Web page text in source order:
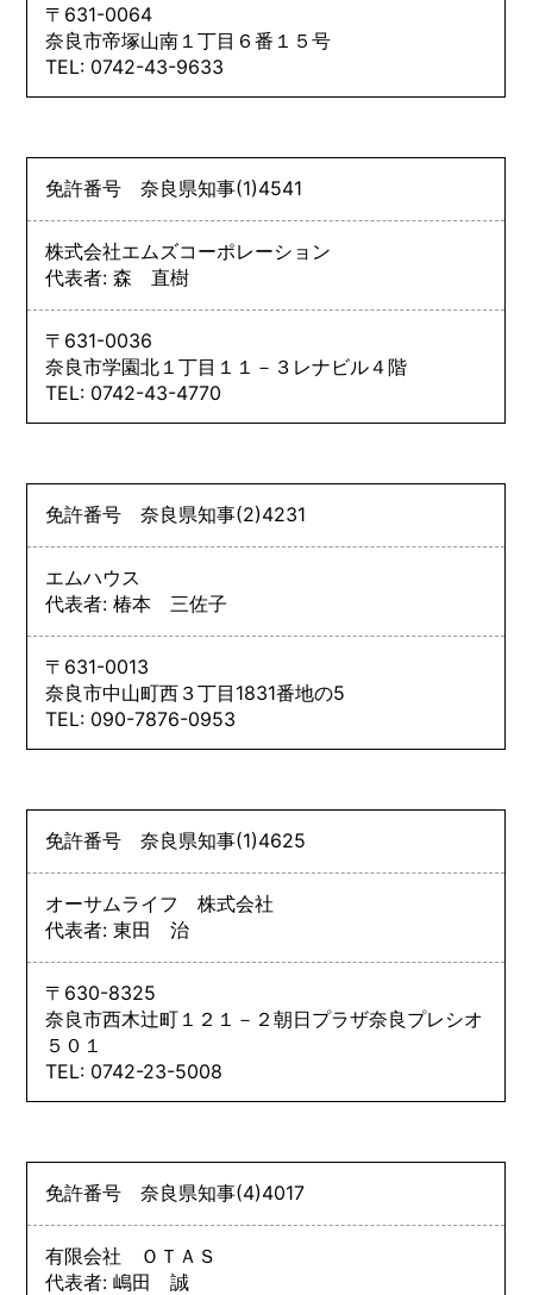
〒631-0064
奈良市帝塚山南１丁目６番１５号
TEL: 0742-43-9633
免許番号奈良県知事(1)4541
株式会社エムズコーポレーション
代表者: 森 直樹
〒631-0036
奈良市学園北１丁目１１－３レナビル４階
TEL: 0742-43-4770
免許番号奈良県知事(2)4231
エムハウス
代表者: 椿本 三佐子
〒631-0013
奈良市中山町西３丁目1831番地の5
TEL: 090-7876-0953
免許番号奈良県知事(1)4625
オーサムライフ 株式会社
代表者: 東田 治
〒630-8325
奈良市西木辻町１２１－２朝日プラザ奈良プレシオ
５０１
TEL: 0742-23-5008
免許番号奈良県知事(4)4017
有限会社 ＯＴＡＳ
代表者: 嶋田 誠